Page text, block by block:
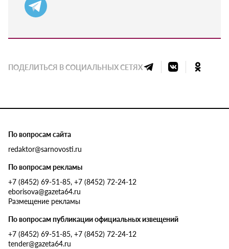
ПОДЕЛИТЬСЯ В СОЦИАЛЬНЫХ СЕТЯХ
По вопросам сайта
redaktor@sarnovosti.ru
По вопросам рекламы
+7 (8452) 69-51-85, +7 (8452) 72-24-12
eborisova@gazeta64.ru
Размещение рекламы
По вопросам публикации официальных извещений
+7 (8452) 69-51-85, +7 (8452) 72-24-12
tender@gazeta64.ru